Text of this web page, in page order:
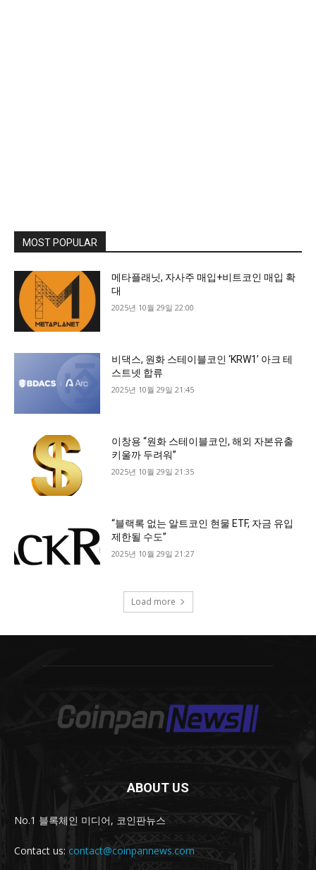
ABOUT US
No.1 블록체인 미디어, 코인판뉴스
Contact us: contact@coinpannews.com